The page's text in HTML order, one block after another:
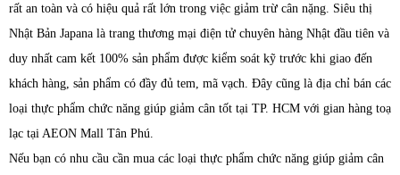
rất an toàn và có hiệu quả rất lớn trong việc giảm trừ cân nặng. Siêu thị
Nhật Bản Japana là trang thương mại điện tử chuyên hàng Nhật đầu tiên và
duy nhất cam kết 100% sản phẩm được kiểm soát kỹ trước khi giao đến
khách hàng, sản phẩm có đầy đủ tem, mã vạch. Đây cũng là địa chỉ bán các
loại thực phẩm chức năng giúp giảm cân tốt tại TP. HCM với gian hàng toạ
lạc tại AEON Mall Tân Phú.
Nếu bạn có nhu cầu cần mua các loại thực phẩm chức năng giúp giảm cân